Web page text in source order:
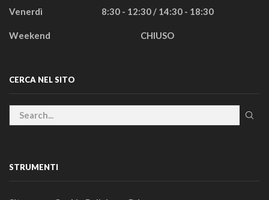
Venerdì 8:30 - 12:30 / 14:30 - 18:30
Weekend CHIUSO
CERCA NEL SITO
STRUMENTI